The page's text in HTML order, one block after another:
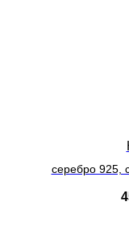
серебро 925,